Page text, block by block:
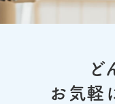
ど
お気軽